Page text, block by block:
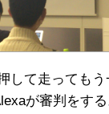
して走っても
が審判をする